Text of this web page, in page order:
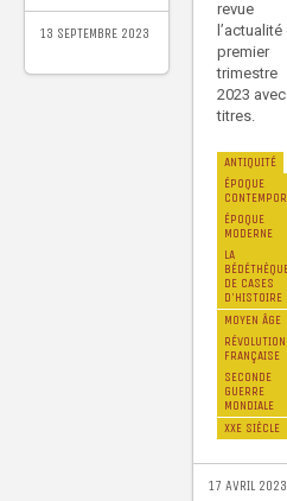
13 SEPTEMBRE 2023
revue
l’actualité
premier
trimestre
2023
titres.
ANTIQUITÉ
ÉPOQUE
ÉPOQUE
MODERNE
LA
DE CASES
D'HISTOIRE
MOYEN ÂGE
RÉVOLUTION
FRANÇAISE
SECONDE
GUERRE
MONDIALE
XXE SIÈCLE
17 AVRIL 2023